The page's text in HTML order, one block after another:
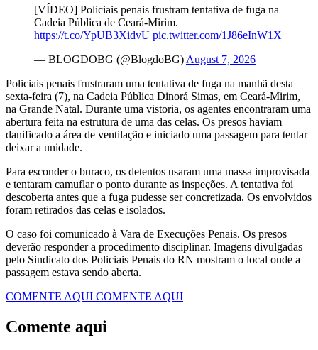
[VÍDEO] Policiais penais frustram tentativa de fuga na
Cadeia Pública de Ceará-Mirim.
https://t.co/YpUB3XidvU pic.twitter.com/1J86eInW1X
— BLOGDOBG (@BlogdoBG) August 7, 2026
Policiais penais frustraram uma tentativa de fuga na manhã desta
sexta-feira (7), na Cadeia Pública Dinorá Simas, em Ceará-Mirim,
na Grande Natal. Durante uma vistoria, os agentes encontraram uma
abertura feita na estrutura de uma das celas. Os presos haviam
danificado a área de ventilação e iniciado uma passagem para tentar
deixar a unidade.
Para esconder o buraco, os detentos usaram uma massa improvisada
e tentaram camuflar o ponto durante as inspeções. A tentativa foi
descoberta antes que a fuga pudesse ser concretizada. Os envolvidos
foram retirados das celas e isolados.
O caso foi comunicado à Vara de Execuções Penais. Os presos
deverão responder a procedimento disciplinar. Imagens divulgadas
pelo Sindicato dos Policiais Penais do RN mostram o local onde a
passagem estava sendo aberta.
COMENTE AQUI COMENTE AQUI
Comente aqui